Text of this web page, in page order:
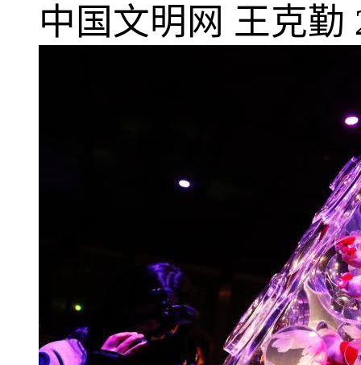
中国文明网 王克勤